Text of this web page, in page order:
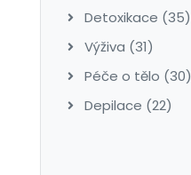
Detoxikace (35)
Výživa (31)
Péče o tělo (30)
Depilace (22)